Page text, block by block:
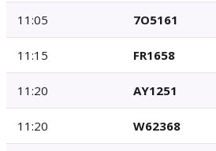
11:05 7O5161
11:15 FR1658
11:20 AY1251
11:20 W62368